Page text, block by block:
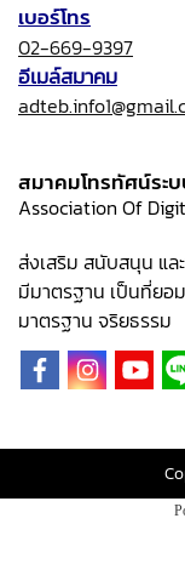
เบอร์โทร
02-669-9397
อีเมล์สมาคม
สมาคมโทรทัศน์ระ
Association Of
ส่งเสริม สนับสนุน แ
มีมาตรฐาน เป็นที่ยอ
มาตรฐาน จริยธรรม